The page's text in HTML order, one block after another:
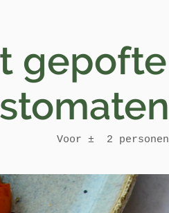
gepofte
Voor ± 2 personen